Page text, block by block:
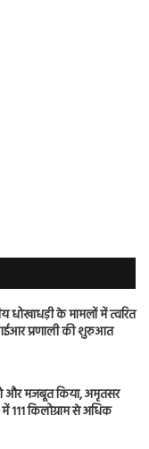
धोखाधड़ी के मामलों में त्वरित
प्रणाली की शुरुआत
और मजबूत किया, अमृतसर
111 किलोग्राम से अधिक